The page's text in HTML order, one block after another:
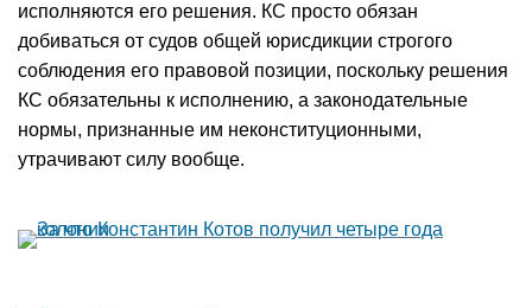
исполняются его решения. КС просто обязан
добиваться от судов общей юрисдикции строгого
соблюдения его правовой позиции, поскольку решения
КС обязательны к исполнению, а законодательные
нормы, признанные им неконституционными,
утрачивают силу вообще.